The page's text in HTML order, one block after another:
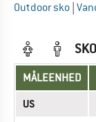
Outdoor sko
MÅLEENHED
US